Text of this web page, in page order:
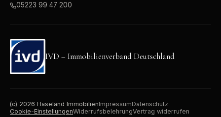
05223 99 47 200
IVD – Immobilienverband Deutschland
(c) 2026 Haseland ImmobilienImpressumDatenschutz
Cookie-EinstellungenWiderrufsbelehrungVertrag widerrufen